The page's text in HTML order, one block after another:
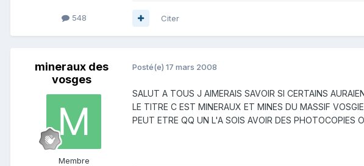
548 Citer
mineraux des
vosges
Membre
Posté(e) 17 mars 2008
SALUT A TOUS J AIMERAIS SAVOIR SI CERTAINS
LE TITRE C EST MINERAUX ET MINES DU MASSIF
PEUT ETRE QQ UN L'A SOIS AVOIR DES PHOTOCOPIES